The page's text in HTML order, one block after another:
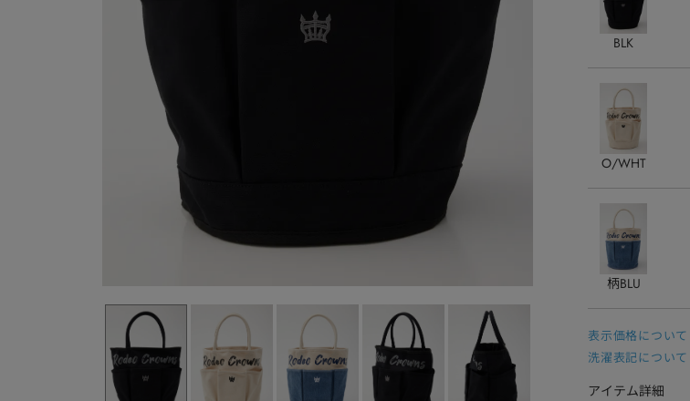
BLK
O/WHT
柄BLU
表示価格について
洗濯表記について
アイテム詳細